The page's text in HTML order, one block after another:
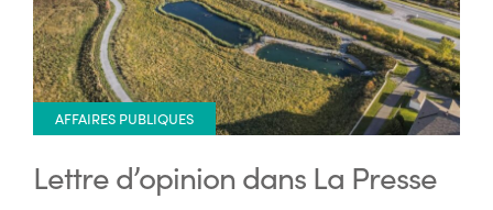
AFFAIRES PUBLIQUES
Lettre d’opinion dans La Presse